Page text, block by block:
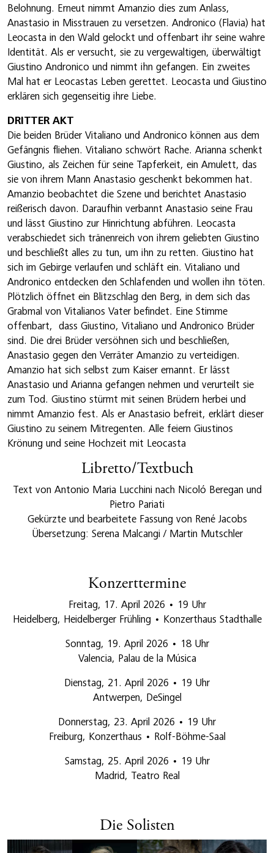
Belohnung. Erneut nimmt Amanzio dies zum Anlass,
Anastasio in Misstrauen zu versetzen. Andronico (Flavia) hat
Leocasta in den Wald gelockt und offenbart ihr seine wahre
Identität. Als er versucht, sie zu vergewaltigen, überwältigt
Giustino Andronico und nimmt ihn gefangen. Ein zweites
Mal hat er Leocastas Leben gerettet. Leocasta und Giustino
erklären sich gegenseitig ihre Liebe.
DRITTER AKT
Die beiden Brüder Vitaliano und Andronico können aus dem
Gefängnis fliehen. Vitaliano schwört Rache. Arianna schenkt
Giustino, als Zeichen für seine Tapferkeit, ein Amulett, das
sie von ihrem Mann Anastasio geschenkt bekommen hat.
Amanzio beobachtet die Szene und berichtet Anastasio
reißerisch davon. Daraufhin verbannt Anastasio seine Frau
und lässt Giustino zur Hinrichtung abführen. Leocasta
verabschiedet sich tränenreich von ihrem geliebten Giustino
und beschließt alles zu tun, um ihn zu retten. Giustino hat
sich im Gebirge verlaufen und schläft ein. Vitaliano und
Andronico entdecken den Schlafenden und wollen ihn töten.
Plötzlich öffnet ein Blitzschlag den Berg, in dem sich das
Grabmal von Vitalianos Vater befindet. Eine Stimme
offenbart, dass Giustino, Vitaliano und Andronico Brüder
sind. Die drei Brüder versöhnen sich und beschließen,
Anastasio gegen den Verräter Amanzio zu verteidigen.
Amanzio hat sich selbst zum Kaiser ernannt. Er lässt
Anastasio und Arianna gefangen nehmen und verurteilt sie
zum Tod. Giustino stürmt mit seinen Brüdern herbei und
nimmt Amanzio fest. Als er Anastasio befreit, erklärt dieser
Giustino zu seinem Mitregenten. Alle feiern Giustinos
Krönung und seine Hochzeit mit Leocasta
Libretto/Textbuch
Text von Antonio Maria Lucchini nach Nicoló Beregan und
Pietro Pariati
Gekürzte und bearbeitete Fassung von René Jacobs
Übersetzung: Serena Malcangi / Martin Mutschler
Konzerttermine
Freitag, 17. April 2026 • 19 Uhr
Heidelberg, Heidelberger Frühling • Konzerthaus Stadthalle
Sonntag, 19. April 2026 • 18 Uhr
Valencia, Palau de la Música
Dienstag, 21. April 2026 • 19 Uhr
Antwerpen, DeSingel
Donnerstag, 23. April 2026 • 19 Uhr
Freiburg, Konzerthaus • Rolf-Böhme-Saal
Samstag, 25. April 2026 • 19 Uhr
Madrid, Teatro Real
Die Solisten